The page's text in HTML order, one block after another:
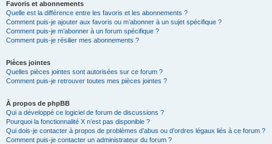
Favoris et abonnements
Quelle est la différence entre les favoris et les abonnements ?
Comment puis-je ajouter aux favoris ou m’abonner à un sujet spécifique ?
Comment puis-je m’abonner à un forum spécifique ?
Comment puis-je résilier mes abonnements ?
Pièces jointes
Quelles pièces jointes sont autorisées sur ce forum ?
Comment puis-je retrouver toutes mes pièces jointes ?
À propos de phpBB
Qui a développé ce logiciel de forum de discussions ?
Pourquoi la fonctionnalité X n’est pas disponible ?
Qui dois-je contacter à propos de problèmes d’abus ou d’ordres légaux liés à ce forum ?
Comment puis-je contacter un administrateur du forum ?